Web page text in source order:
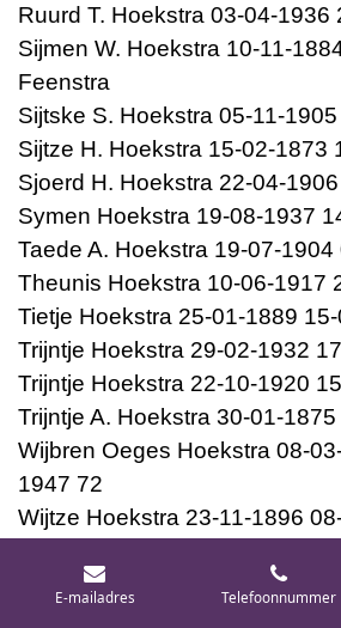
Ruurd T. Hoekstra 03-04-1936
Sijmen W. Hoekstra 10-11-
Feenstra
Sijtske S. Hoekstra 05-11-
Sijtze H. Hoekstra 15-02-1873
Sjoerd H. Hoekstra 22-04-
Symen Hoekstra 19-08-1937
Taede A. Hoekstra 19-07-
Theunis Hoekstra 10-06-1917
Tietje Hoekstra 25-01-1889
Trijntje Hoekstra 29-02-1932
Trijntje Hoekstra 22-10-1920
Trijntje A. Hoekstra 30-01-
Wijbren Oeges Hoekstra 08-
1947 72
Wijtze Hoekstra 23-11-1896
1977 69 Haan
E-mailadres Telefoonnummer